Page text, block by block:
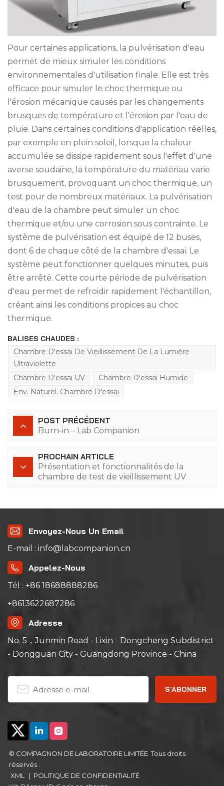
Pour certaines applications, la pulvérisation d'eau
permet de mieux simuler les conditions
environnementales d'utilisation finale. Elle est très
efficace pour simuler le choc thermique ou
l'érosion mécanique causés par les changements
brusques de température et l'érosion par l'eau de
pluie. Dans certaines conditions d'application réelles,
par exemple en plein soleil, lorsque la chaleur
accumulée se dissipe rapidement sous l'effet d'une
averse soudaine, la température du matériau varie
brusquement, provoquant un choc thermique, un
test pour de nombreux matériaux. La pulvérisation
d'eau de la chambre peut simuler un choc
thermique et/ou une corrosion sous contrainte. Le
système de pulvérisation est équipé de 12 buses,
dont 6 de chaque côté de la chambre d'essai. Le
système peut fonctionner quelques minutes, puis
être arrêté. Cette courte période de pulvérisation
d'eau permet de refroidir rapidement l'échantillon,
créant ainsi les conditions propices au choc
thermique.
BALISES CHAUDES :
Chambre D'essai De Vieillissement De La Lumière
Ultraviolette
Chambre D'essai UV
Chambre D'essai Humide
Env. Naturel. Chambre D'essai
POST PRÉCÉDENT
Burn-in – Lab Companion
PROCHAIN ARTICLE
Présentation et fonctionnalités de la
chambre de test de vieillissement UV
Envoyez-Nous Un Email
E-mail : info@labcompanion.cn
Appelez-Nous
Tél : +86 18688888286
+8613622687286
Adresse
No. 5，Junmin Road - Lixin - Dongcheng Subdistrict
- Dongguan City - Guangdong Province - China
© COMPAGNON DE LABORATOIRE LIMITÉE. Tous droits
réservés .
XML
| POLITIQUE DE CONFIDENTIALITÉ